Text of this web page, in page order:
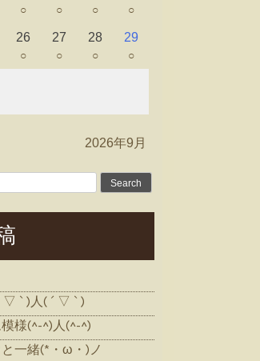
○ ○ ○ ○
26
○
27
○
28
○
29
○
2026年9月
▽ ` )人( ´ ▽ ` )
様(^-^)人(^-^)
一緒(*・ω・)ノ